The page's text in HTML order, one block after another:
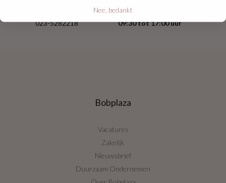
Onze klantenservice
023-5282218
Showroom vandaag open van
09:30 tot 17:00 uur
Bobplaza
Vacatures
Zakelijk
Nieuwsbrief
Duurzaam Ondernemen
Nee, bedankt